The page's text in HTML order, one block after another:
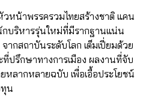
หน้าพรรครวมไทยสร้างชาติ แคน
บริหารรุ่นใหม่ที่มีรากฐานแน่น
ากสถาบันระดับโลก เต็มเปี่ยมด้วย
ปรึกษาทางการเมือง ผลงานที่จับ
หลากหลายฉบับ เพื่อเอื้อประโยชน์
น